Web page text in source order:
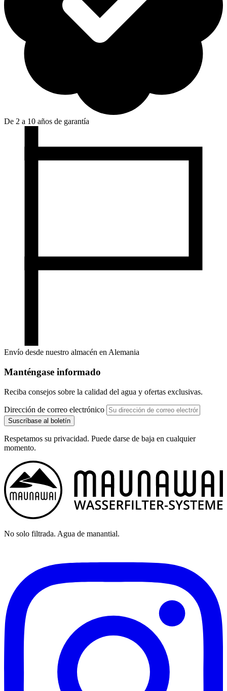
De 2 a 10 años de garantía
Envío desde nuestro almacén en Alemania
Manténgase informado
Reciba consejos sobre la calidad del agua y ofertas exclusivas.
Dirección de correo electrónico
Suscríbase al boletín
Respetamos su privacidad. Puede darse de baja en cualquier
momento.
No solo filtrada. Agua de manantial.